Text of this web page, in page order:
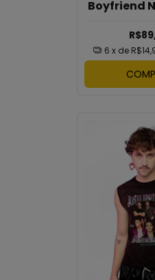
Boyfriend
6 x de